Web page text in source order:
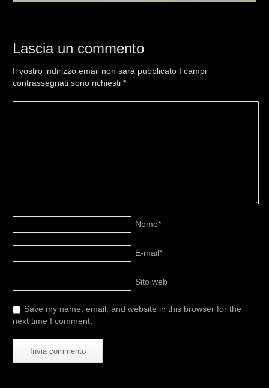
Lascia un commento
Il vostro indirizzo email non sarà pubblicato I campi
contrassegnati sono richiesti*
Nome*
E-mail*
Sito web
Save my name, email, and website in this browser for the
next time I comment.